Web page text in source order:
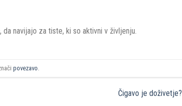
navijajo za tiste, ki so aktivni v življenju.
povezavo
Čigavo je doživetje?